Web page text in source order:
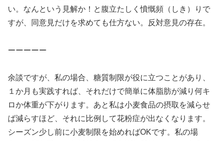
い。なんという見解か！と腹立たしく憤慨頻（しき）りで
すが、同意見だけを求めても仕方ない。反対意見の存在。
ーーーーー
余談ですが、私の場合、糖質制限が役に立つことがあり、
１か月も実践すれば、それだけで簡単に体脂肪が減り何キ
ロか体重が下がります。あと私は小麦食品の摂取を減らせ
ば減らすほど、それに比例して花粉症が出なくなります。
シーズン少し前に小麦制限を始めればOKです。私の場